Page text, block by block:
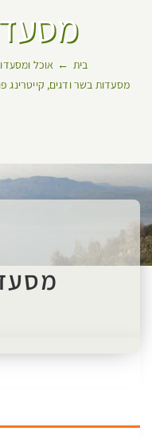
בית אוכל
מסעדות בשר ודגים